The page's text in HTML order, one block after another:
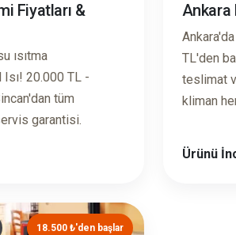
Fiyatları &
ısıtma
20.000 TL -
tüm
garantisi.
Ankara
TL'den
teslimat
kliman
Ürünü
18.500 ₺'den başlar